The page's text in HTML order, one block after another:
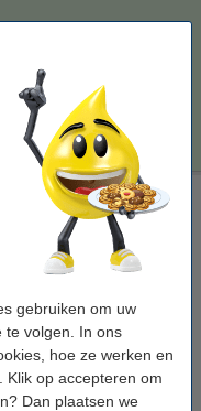
gebruiken om uw
te volgen. In ons
hoe ze werken en
Klik op accepteren om
Dan plaatsen we
Bestellen
geel 999058
en omschrijving